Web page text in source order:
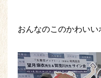
おんなのこのかわい